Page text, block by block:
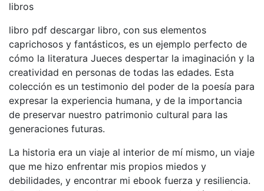
libros
libro pdf descargar libro, con sus elementos
caprichosos y fantásticos, es un ejemplo perfecto de
cómo la literatura Jueces despertar la imaginación y la
creatividad en personas de todas las edades. Esta
colección es un testimonio del poder de la poesía para
expresar la experiencia humana, y de la importancia
de preservar nuestro patrimonio cultural para las
generaciones futuras.
La historia era un viaje al interior de mí mismo, un viaje
que me hizo enfrentar mis propios miedos y
debilidades, y encontrar mi ebook fuerza y resiliencia.